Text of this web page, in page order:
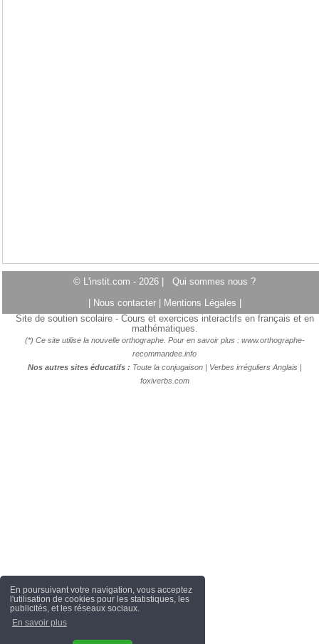
En poursuivant votre navigation, vous acceptez
l'utilisation de cookies pour les statistiques, les
publicités, et les réseaux sociaux.
En savoir plus
© L'instit.com - 2026 | Qui sommes nous ?
Nous contacter Mentions Légales
Site de soutien scolaire - Cours et exercices interactifs en français et en
mathématiques.
(*) Ce site utilise la nouvelle orthographe. Pour en savoir plus : www.orthographe-
recommandee.info
Nos autres sites éducatifs : Toute la conjugaison| Verbes irréguliers Anglais |
foxiverbs.com